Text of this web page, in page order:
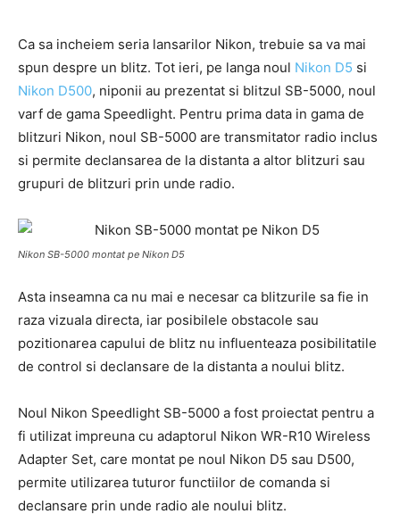
Ca sa incheiem seria lansarilor Nikon, trebuie sa va mai
spun despre un blitz. Tot ieri, pe langa noul Nikon D5 si
Nikon D500, niponii au prezentat si blitzul SB-5000, noul
varf de gama Speedlight. Pentru prima data in gama de
blitzuri Nikon, noul SB-5000 are transmitator radio inclus
si permite declansarea de la distanta a altor blitzuri sau
grupuri de blitzuri prin unde radio.
Nikon SB-5000 montat pe Nikon D5
Asta inseamna ca nu mai e necesar ca blitzurile sa fie in
raza vizuala directa, iar posibilele obstacole sau
pozitionarea capului de blitz nu influenteaza posibilitatile
de control si declansare de la distanta a noului blitz.
Noul Nikon Speedlight SB-5000 a fost proiectat pentru a
fi utilizat impreuna cu adaptorul Nikon WR-R10 Wireless
Adapter Set, care montat pe noul Nikon D5 sau D500,
permite utilizarea tuturor functiilor de comanda si
declansare prin unde radio ale noului blitz.